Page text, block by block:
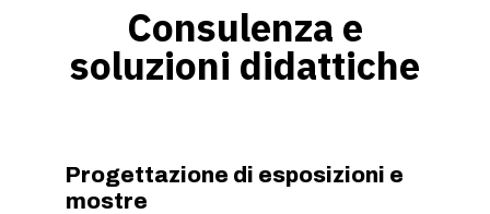
Consulenza e
soluzioni didattiche
Progettazione di esposizioni e
mostre